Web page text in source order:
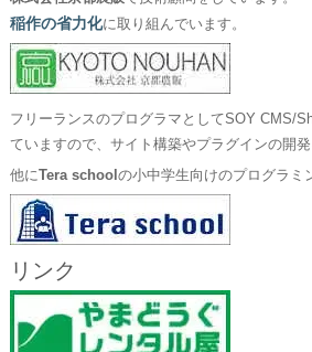
稲作の省力化に取り組んでいます。
フリーランスのプログラマとしてSOY CMS/
ていますので、サイト構築やプラグインの開発
他にTera school の小中学生向けのプログラミ
リンク